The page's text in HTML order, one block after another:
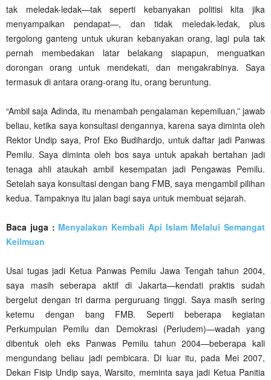
tak meledak-ledak—tak seperti kebanyakan politisi kita jika
menyampaikan pendapat—, dan tidak meledak-ledak, plus
tergolong ganteng untuk ukuran kebanyakan orang, lagi pula tak
pernah membedakan latar belakang siapapun, menguatkan
dorongan orang untuk mendekati, dan mengakrabinya. Saya
termasuk di antara orang-orang itu, orang beruntung.
“Ambil saja Adinda, itu menambah pengalaman kepemiluan,” jawab
beliau, ketika saya konsultasi dengannya, karena saya diminta oleh
Rektor Undip saya, Prof Eko Budihardjo, untuk daftar jadi Panwas
Pemilu. Saya diminta oleh bos saya untuk apakah bertahan jadi
tenaga ahli ataukah ambil kesempatan jadi Pengawas Pemilu.
Setelah saya konsultasi dengan bang FMB, saya mengambil pilihan
kedua. Tampaknya itu jalan bagi saya untuk membuat sejarah.
Baca juga : Menyalakan Kembali Api Islam Melalui Semangat
Keilmuan
Usai tugas jadi Ketua Panwas Pemilu Jawa Tengah tahun 2004,
saya masih seberapa aktif di Jakarta—kendati praktis sudah
bergelut dengan tri darma perguruang tinggi. Saya masih sering
ketemu dengan bang FMB. Seperti beberapa kegiatan
Perkumpulan Pemilu dan Demokrasi (Perludem)—wadah yang
dibentuk oleh eks Panwas Pemilu tahun 2004—beberapa kali
mengundang beliau jadi pembicara. Di luar itu, pada Mei 2007,
Dekan Fisip Undip saya, Warsito, meminta saya jadi Ketua Panitia